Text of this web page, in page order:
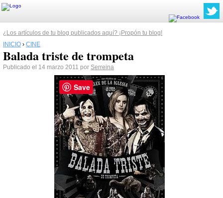
¿Los artículos de tu blog publicados aquí? ¡Propón tu blog!
INICIO › CINE
Balada triste de trompeta
Publicado el 14 marzo 2011 por Serreina
Save